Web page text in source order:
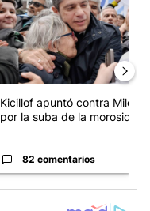
Kicillof apuntó contra Milei
por la suba de la morosida...
82 comentarios